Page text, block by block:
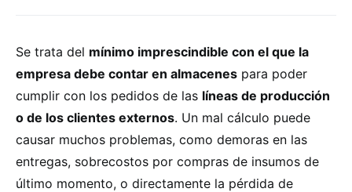
Se trata del mínimo imprescindible con el que la
empresa debe contar en almacenes para poder
cumplir con los pedidos de las líneas de producción
o de los clientes externos. Un mal cálculo puede
causar muchos problemas, como demoras en las
entregas, sobrecostos por compras de insumos de
último momento, o directamente la pérdida de